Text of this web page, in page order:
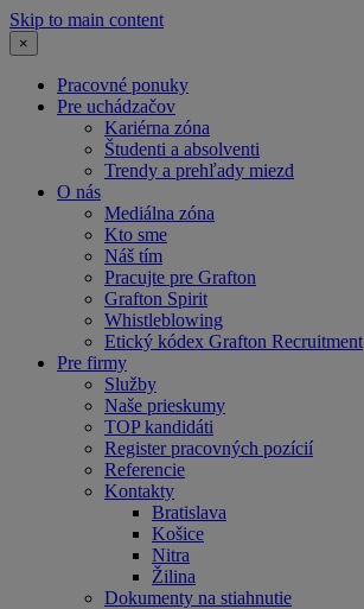
Skip to main content
×
Pracovné ponuky
Pre uchádzačov
Kariérna zóna
Študenti a absolventi
Trendy a prehľady miezd
O nás
Mediálna zóna
Kto sme
Náš tím
Pracujte pre Grafton
Grafton Spirit
Whistleblowing
Etický kódex Grafton Recruitment
Pre firmy
Služby
Naše prieskumy
TOP kandidáti
Register pracovných pozícií
Referencie
Kontakty
Bratislava
Košice
Nitra
Žilina
Dokumenty na stiahnutie